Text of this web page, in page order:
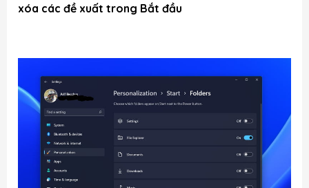
xóa các đề xuất trong Bắt đầu